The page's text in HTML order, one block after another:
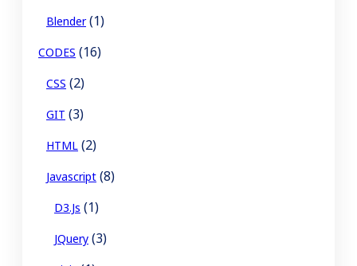
Blender(1)
CODES (16)
CSS (2)
GIT (3)
HTML (2)
Javascript (8)
D3.js (1)
JQuery (3)